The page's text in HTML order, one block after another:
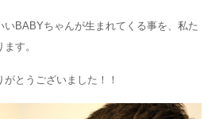
いBABYちゃんが生まれてくる事を、私た
す。
とうございました！！